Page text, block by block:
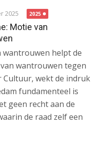
2025 2025
Motie van
wantrouwen helpt de
wantrouwen tegen
Cultuur, wekt de indruk
fundamenteel is
geen recht aan de
de raad zelf een